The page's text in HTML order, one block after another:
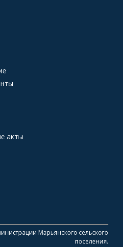
акты
Марьянского сельского
поселения.